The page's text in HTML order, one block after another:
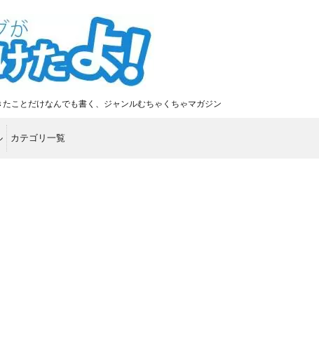
たことだけなんでも書く、ジャンルむちゃくちゃマガジン
カテゴリ一覧